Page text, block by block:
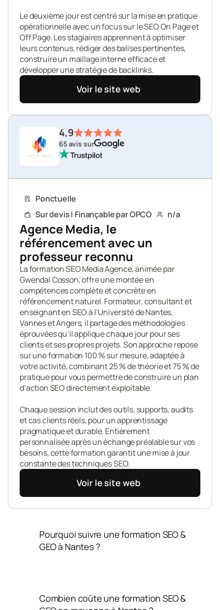
Le deuxième jour est centré sur la mise en pratique
opérationnelle avec un focus sur le SEO On Page et
Off Page. Les stagiaires apprennent à optimiser
leurs contenus, rédiger des balises pertinentes,
construire un maillage interne efficace et
développer une stratégie de backlinks.
Voir le site web
4,9
65 avis sur
Ponctuelle
Sur devis | Finançable par OPCO
n/a
Agence Media, le
référencement avec un
professeur reconnu
La formation SEO Media Agence, animée par
Gwendal Cosson, offre une montée en
compétences complète et concrète en
référencement naturel. Formateur, consultant et
enseignant en SEO à l’Université de Nantes,
Vannes et Angers, il partage des méthodologies
éprouvées qu’il applique chaque jour pour ses
clients et ses propres projets. Son approche repose
sur une formation 100 % sur mesure, adaptée à
votre activité, combinant 25 % de théorie et 75 % de
pratique pour vous permettre de construire un plan
d’action SEO directement exploitable.
Chaque session inclut des outils, supports, audits
et cas clients réels, pour un apprentissage
pragmatique et durable. Entièrement
personnalisée après un échange préalable sur vos
besoins, cette formation garantit une mise à jour
constante des techniques SEO.
Voir le site web
Pourquoi suivre une formation SEO &
GEO à Nantes ?
Combien coûte une formation SEO &